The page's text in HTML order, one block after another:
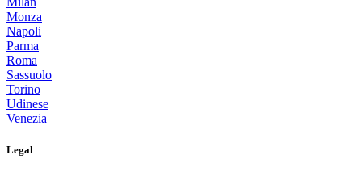
Monza
Napoli
Parma
Roma
Sassuolo
Torino
Udinese
Venezia
Legal